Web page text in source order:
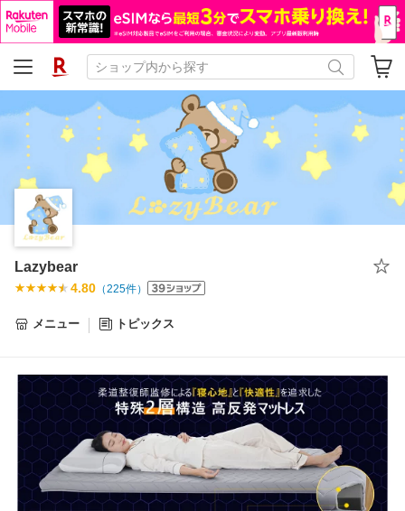
Lazybear
4.80 （225件）
メニュー トピックス